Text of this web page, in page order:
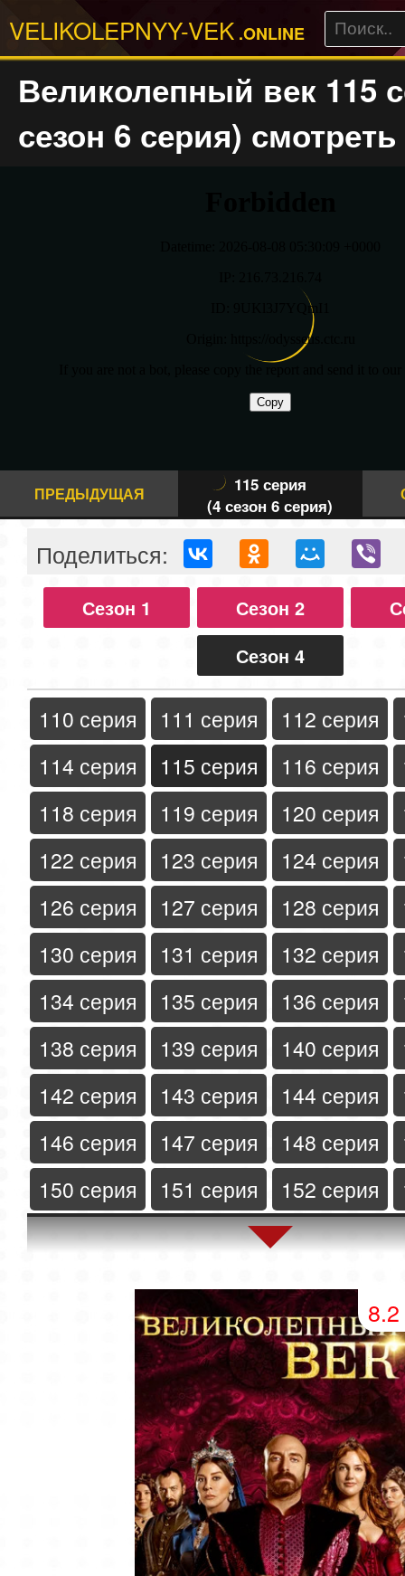
VELIKOLEPNYY-VEK .ONLINE
Великолепный век 115
сезон 6 серия)
ПРЕДЫДУЩАЯ
115 серия
(4 сезон 6 серия)
Поделиться:
Сезон 1 Сезон 2
Сезон 4
110 серия 111 серия 112 серия
114 серия
115 серия 116 серия
118 серия
119 серия 120 серия
122 серия
123 серия 124 серия
126 серия
127 серия 128 серия
130 серия
131 серия 132 серия
134 серия
135 серия 136 серия
138 серия
139 серия 140 серия
142 серия
143 серия 144 серия
146 серия
147 серия 148 серия
150 серия
151 серия 152 серия
154 серия
155 серия
8.2